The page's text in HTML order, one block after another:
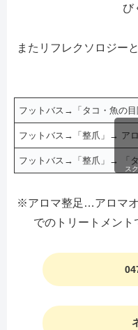
び
またリフレクソロジー
フットバス→「タコ・魚の
フットバス→「整爪」→ ア
フットバス→「整爪」→ 「
ス
※アロマ整足…アロマオ
でのトリートメント